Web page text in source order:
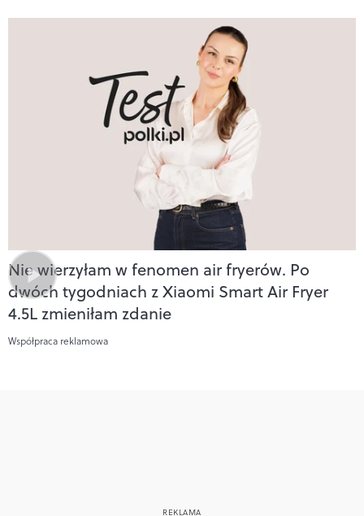
Nie wierzyłam w fenomen air fryerów. Po
dwóch tygodniach z Xiaomi Smart Air Fryer
4.5L zmieniłam zdanie
Współpraca reklamowa